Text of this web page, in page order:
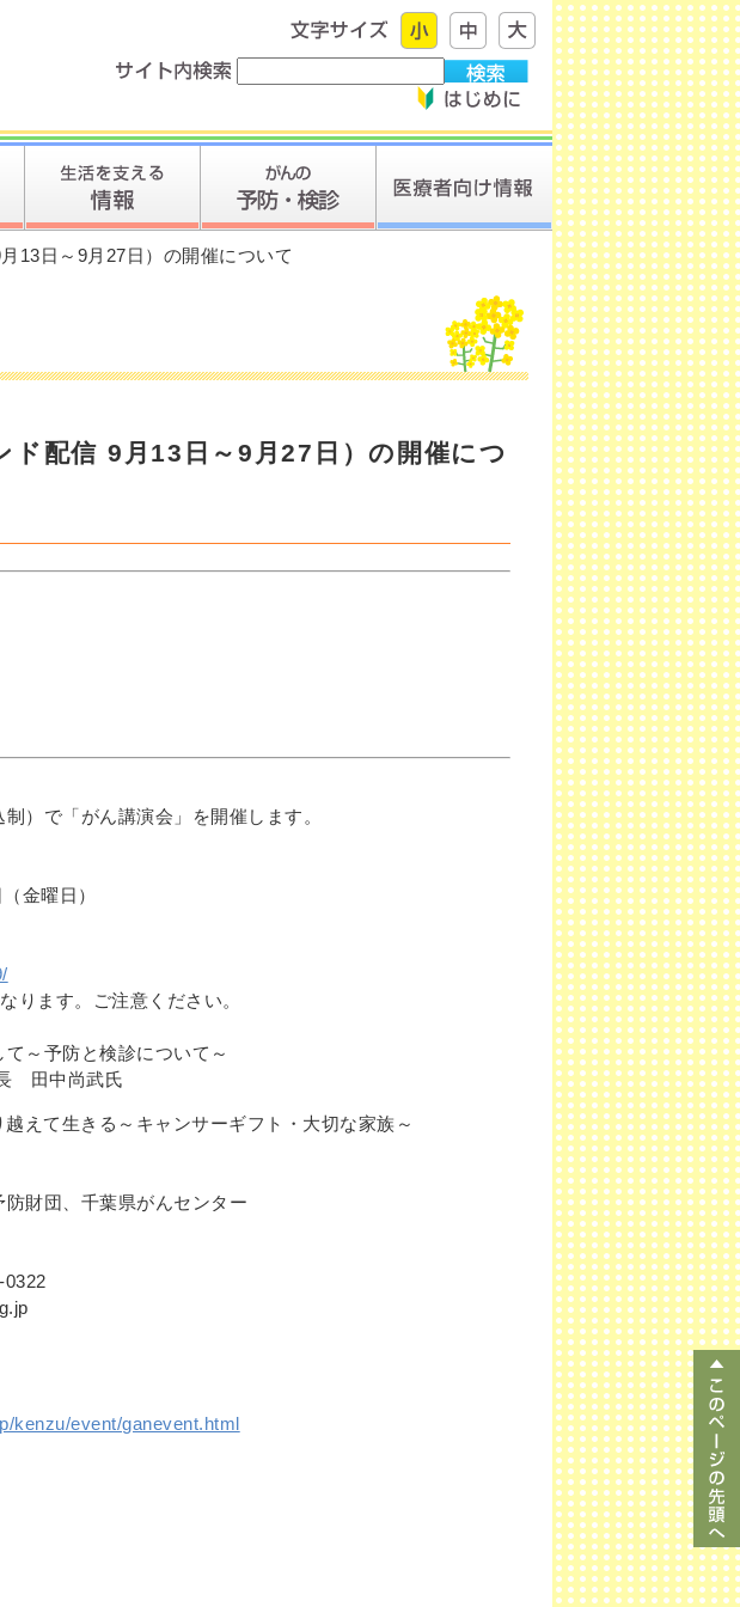
13日～9月27日）の開催について
ド配信 9月13日～9月27日）の開催につ
）で「がん講演会」を開催します。
金曜日）
ります。ご注意ください。
～予防と検診について～
田中尚武氏
えて生きる～キャンサーギフト・大切な家族～
財団、千葉県がんセンター
kenzu/event/ganevent.html